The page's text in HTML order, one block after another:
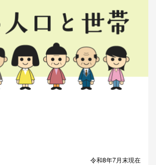
令和8年7月末現在